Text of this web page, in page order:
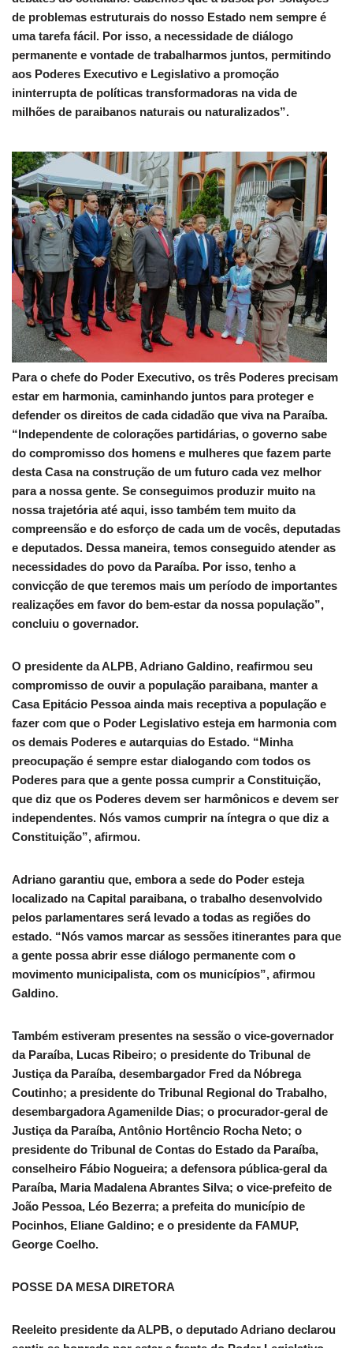
de problemas estruturais do nosso Estado nem sempre é
uma tarefa fácil. Por isso, a necessidade de diálogo
permanente e vontade de trabalharmos juntos, permitindo
aos Poderes Executivo e Legislativo a promoção
ininterrupta de políticas transformadoras na vida de
milhões de paraibanos naturais ou naturalizados”.
Para o chefe do Poder Executivo, os três Poderes precisam
estar em harmonia, caminhando juntos para proteger e
defender os direitos de cada cidadão que viva na Paraíba.
“Independente de colorações partidárias, o governo sabe
do compromisso dos homens e mulheres que fazem parte
desta Casa na construção de um futuro cada vez melhor
para a nossa gente. Se conseguimos produzir muito na
nossa trajetória até aqui, isso também tem muito da
compreensão e do esforço de cada um de vocês, deputadas
e deputados. Dessa maneira, temos conseguido atender as
necessidades do povo da Paraíba. Por isso, tenho a
convicção de que teremos mais um período de importantes
realizações em favor do bem-estar da nossa população”,
concluiu o governador.
O presidente da ALPB, Adriano Galdino, reafirmou seu
compromisso de ouvir a população paraibana, manter a
Casa Epitácio Pessoa ainda mais receptiva a população e
fazer com que o Poder Legislativo esteja em harmonia com
os demais Poderes e autarquias do Estado. “Minha
preocupação é sempre estar dialogando com todos os
Poderes para que a gente possa cumprir a Constituição,
que diz que os Poderes devem ser harmônicos e devem ser
independentes. Nós vamos cumprir na íntegra o que diz a
Constituição”, afirmou.
Adriano garantiu que, embora a sede do Poder esteja
localizado na Capital paraibana, o trabalho desenvolvido
pelos parlamentares será levado a todas as regiões do
estado. “Nós vamos marcar as sessões itinerantes para que
a gente possa abrir esse diálogo permanente com o
movimento municipalista, com os municípios”, afirmou
Galdino.
Também estiveram presentes na sessão o vice-governador
da Paraíba, Lucas Ribeiro; o presidente do Tribunal de
Justiça da Paraíba, desembargador Fred da Nóbrega
Coutinho; a presidente do Tribunal Regional do Trabalho,
desembargadora Agamenilde Dias; o procurador-geral de
Justiça da Paraíba, Antônio Hortêncio Rocha Neto; o
presidente do Tribunal de Contas do Estado da Paraíba,
conselheiro Fábio Nogueira; a defensora pública-geral da
Paraíba, Maria Madalena Abrantes Silva; o vice-prefeito de
João Pessoa, Léo Bezerra; a prefeita do município de
Pocinhos, Eliane Galdino; e o presidente da FAMUP,
George Coelho.
POSSE DA MESA DIRETORA
Reeleito presidente da ALPB, o deputado Adriano declarou